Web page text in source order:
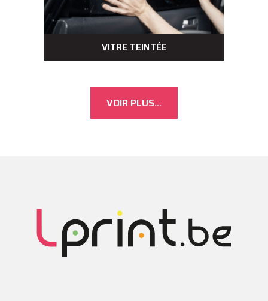
VITRE TEINTÉE
VOIR PLUS...